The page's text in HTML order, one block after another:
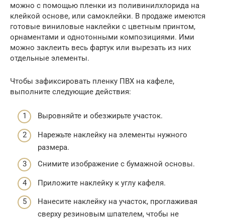
можно с помощью пленки из поливинилхлорида на
клейкой основе, или самоклейки. В продаже имеются
готовые виниловые наклейки с цветным принтом,
орнаментами и однотонными композициями. Ими
можно заклеить весь фартук или вырезать из них
отдельные элементы.
Чтобы зафиксировать пленку ПВХ на кафеле,
выполните следующие действия:
Выровняйте и обезжирьте участок.
Нарежьте наклейку на элементы нужного
размера.
Снимите изображение с бумажной основы.
Приложите наклейку к углу кафеля.
Нанесите наклейку на участок, проглаживая
сверху резиновым шпателем, чтобы не